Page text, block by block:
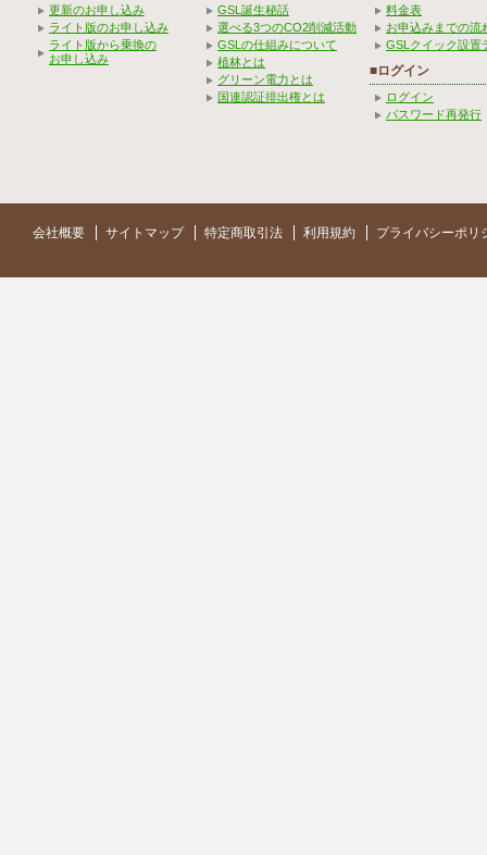
更新のお申し込み
ライト版のお申し込み
ライト版から乗換の
お申し込み
GSL誕生秘話
選べる3つのCO2削減活動
GSLの仕組みについて
植林とは
グリーン電力とは
国連認証排出権とは
料金表
お申込みまでの流
GSLクイック設置
■ログイン
ログイン
パスワード再発行
会社概要 サイトマップ 特定商取引法 利用規約 プライバシーポリ